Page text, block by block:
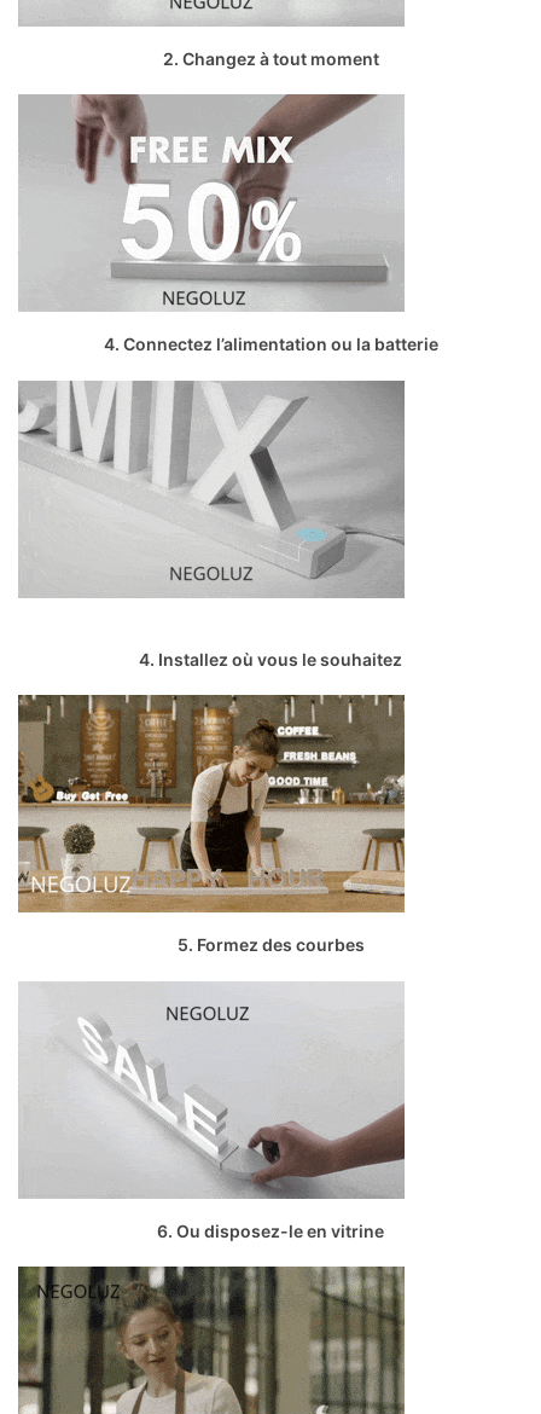
2. Changez à tout moment
4. Connectez l’alimentation ou la batterie
4. Installez où vous le souhaitez
5. Formez des courbes
6. Ou disposez-le en vitrine